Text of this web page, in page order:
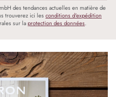
des tendances actuelles en matière de
trouverez ici les conditions d'expédition
sur laprotection des données.